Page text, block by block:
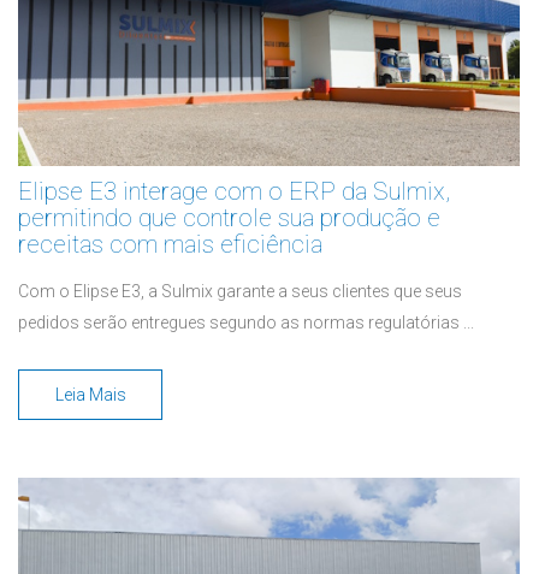
Elipse E3 interage com o ERP da Sulmix,
permitindo que controle sua produção e
receitas com mais eficiência
Com o Elipse E3, a Sulmix garante a seus clientes que seus
pedidos serão entregues segundo as normas regulatórias ...
Leia Mais